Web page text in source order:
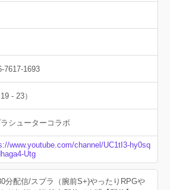
- 23）
シューターコラボ
www.youtube.com/channel/UC1tI3-hy0sq
Utg
分配信/スプラ（腕前S+)やったりRPGや